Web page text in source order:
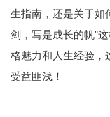
生指南，还是关于如
剑，写是成长的帆”
格魅力和人生经验，
受益匪浅！